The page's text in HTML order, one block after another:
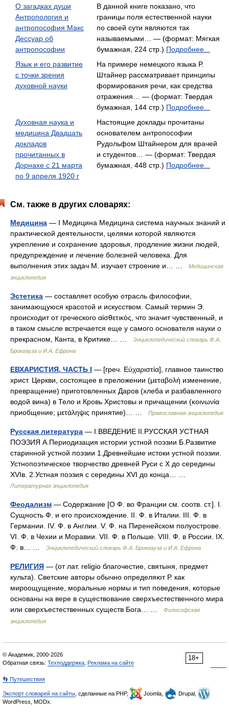
О загадках души
Антропология и
антропософия Макс
Дессуар об
антропософии
В данной книге показано, что
границы поля естественной науки
по своей сути являются так
называемыми… — (формат: Мягкая
бумажная, 224 стр.) Подробнее...
Язык и его развитие
с точки зрения
духовной науки
На примере немецкого языка Р.
Штайнер рассматривает принципы
формирования речи, как средства
отражения… — (формат: Твердая
бумажная, 144 стр.) Подробнее...
Духовная наука и
медицина Двадцать
докладов
прочитанных в
Дорнахе с 21 марта
по 9 апреля 1920 г
Настоящие доклады прочитаны
основателем антропософии
Рудольфом Штайнером для врачей
и студентов… — (формат: Твердая
бумажная, 448 стр.) Подробнее...
См. также в других словарях:
Медицина — I Медицина Медицина система научных знаний и
практической деятельности, целями которой являются
укрепление и сохранение здоровья, продление жизни людей,
предупреждение и лечение болезней человека. Для
выполнения этих задач М. изучает строение и… …
Медицинская
энциклопедия
Эстетика — составляет особую отрасль философии,
занимающуюся красотой и искусством. Самый термин Э.
происходит от греческого αίσθετικός, что значит чувственный, и
в таком смысле встречается еще у самого основателя науки о
прекрасном, Канта, в Критике… …
Энциклопедический словарь Ф.А.
Брокгауза и И.А. Ефрона
ЕВХАРИСТИЯ. ЧАСТЬ I — [греч. Εὐχαριστία], главное таинство
христ. Церкви, состоящее в преложении (μεταβολή изменение,
превращение) приготовленных Даров (хлеба и разбавленного
водой вина) в Тело и Кровь Христовы и причащении (κοινωνία
приобщение; μετάληψις принятие)… …
Православная энциклопедия
Русская литература — I.ВВЕДЕНИЕ II.РУССКАЯ УСТНАЯ
ПОЭЗИЯ А.Периодизация истории устной поэзии Б.Развитие
старинной устной поэзии 1.Древнейшие истоки устной поэзии.
Устнопоэтическое творчество древней Руси с X до середины
XVIв. 2.Устная поэзия с середины XVI до конца… …
Литературная энциклопедия
Феодализм — Содержание [О Ф. во Франции см. соотв. ст.]. I.
Сущность Ф. и его происхождение. II. Ф. в Италии. III. Ф. в
Германии. IV. Ф. в Англии. V. Ф. на Пиренейском полуострове.
VI. Ф. в Чехии и Моравии. VII. Ф. в Польше. VIII. Ф. в России. IX.
Ф. в… …
Энциклопедический словарь Ф.А. Брокгауза и И.А. Ефрона
РЕЛИГИЯ — (от лат. religio благочестие, святыня, предмет
культа). Светские авторы обычно определяют Р. как
мироощущение, моральные нормы и тип поведения, которые
основаны на вере в существование сверхъестественного мира
или сверхъестественных существ Бога… …
Философская
энциклопедия
18+
© Академик, 2000-2026
Обратная связь: Техподдержка Реклама на сайте
👣 Путешествия
Экспорт словарей на сайты , сделанные на PHP, Joomla,
Drupal,
WordPress, MODx.